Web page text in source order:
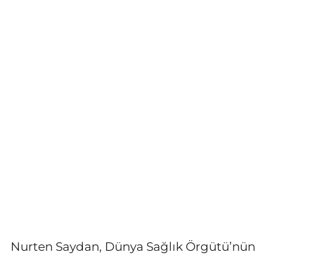
Nurten Saydan, Dünya Sağlık Örgütü’nün